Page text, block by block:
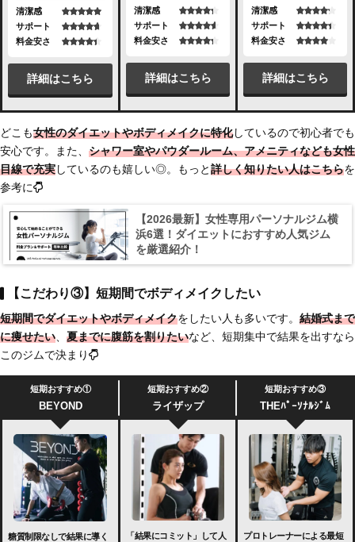
清潔感
サポート
料金安さ
詳細はこちら
清潔感
サポート
料金安さ
詳細はこちら
清潔感
サポート
料金安さ
詳細はこちら
どこも女性のダイエットやボディメイクに特化しているので初心者でも
安心です。また、 シャワー室やパウダールーム、アメニティなども女性
目線で充実しているのも嬉しい◎。もっと詳しく知りたい人はこちらを
参考に
【2026最新】女性専用パーソナルジム横
浜6選！ダイエットにおすすめ人気ジム
を厳選紹介！
【こだわり③】短期間でボディメイクしたい
短期間でダイエットやボディメイクをしたい人も多いです。 結婚式まで
に痩せたい
夏までに腹筋を割りたいなど、短期集中で結果を出すなら
このジムで決まり
短期おすすめ①
BEYOND
短期おすすめ②
ライザップ
短期おすすめ③
THEﾊﾟｰｿﾅﾙｼﾞﾑ
糖質制限なしで結果に導く
「結果にコミット」して人
プロトレーナーによる最短